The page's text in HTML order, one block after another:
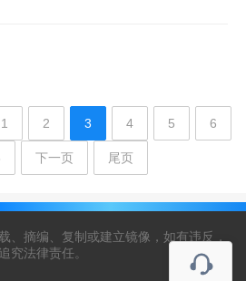
1 2 3 4 5 6
下一页 尾页
、摘编、复制或建立镜像，如有违反，
追究法律责任。